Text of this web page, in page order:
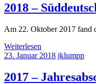
2018 –
Am 22. Oktober 2017 fand
Weiterlesen
23. Januar 2018 jklumpp
2017 –